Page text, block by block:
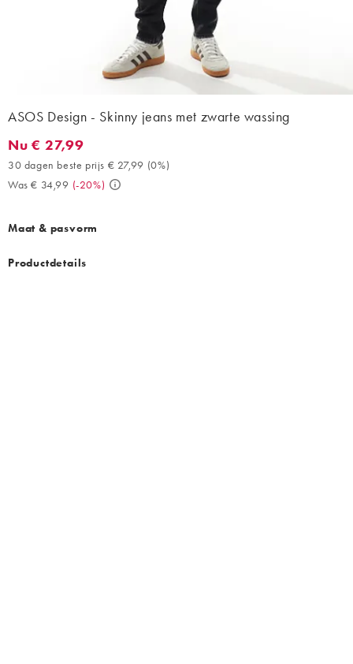
ASOS Design - Skinny jeans met zwarte wassing
Nu € 27,99. 30 dagen beste prijs € 27,99 (0%). Was € 34,99. (-
Nu € 27,99
30 dagen beste prijs € 27,99 (0%)
Was € 34,99 (-20%)
Maat & pasvorm
Productdetails